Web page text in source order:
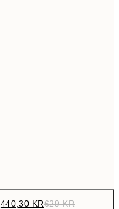
440,30 KR629 KR